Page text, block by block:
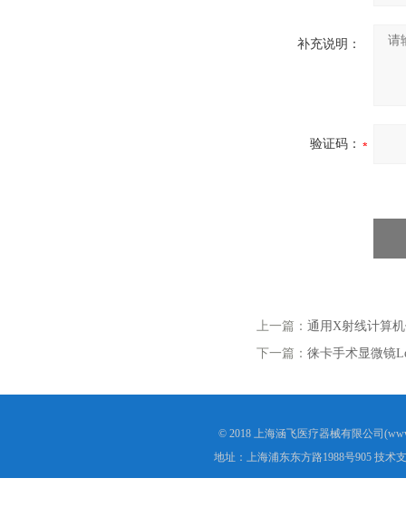
补充说明：
验证码：
上一篇： 通用X射线计算
下一篇： 徕卡手术显微镜
© 2018 上海涵飞医疗器械有限公司
地址：上海浦东东方路1988号905 技术